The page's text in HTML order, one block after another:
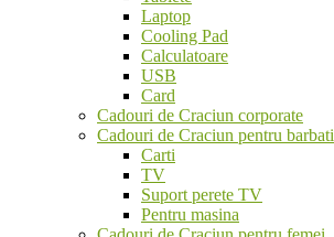
Laptop
Cooling Pad
Calculatoare
USB
Card
Cadouri de Craciun corporate
Cadouri de Craciun pentru barbati
Carti
TV
Suport perete TV
Pentru masina